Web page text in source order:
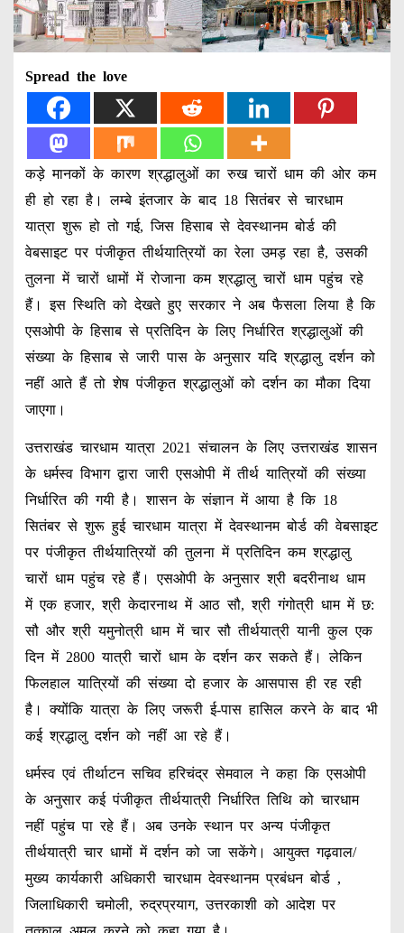
Spread the love
कड़े मानकों के कारण श्रद्धालुओं का रुख चारों धाम की ओर कम
ही हो रहा है। लम्बे इंतजार के बाद 18 सितंबर से चारधाम
यात्रा शुरू हो तो गई, जिस हिसाब से देवस्थानम बोर्ड की
वेबसाइट पर पंजीकृत तीर्थयात्रियों का रेला उमड़ रहा है, उसकी
तुलना में चारों धामों में रोजाना कम श्रद्धालु चारों धाम पहुंच रहे
हैं। इस स्थिति को देखते हुए सरकार ने अब फैसला लिया है कि
एसओपी के हिसाब से प्रतिदिन के लिए निर्धारित श्रद्धालुओं की
संख्या के हिसाब से जारी पास के अनुसार यदि श्रद्धालु दर्शन को
नहीं आते हैं तो शेष पंजीकृत श्रद्धालुओं को दर्शन का मौका दिया
जाएगा।
उत्तराखंड चारधाम यात्रा 2021 संचालन के लिए उत्तराखंड शासन
के धर्मस्व विभाग द्वारा जारी एसओपी में तीर्थ यात्रियों की संख्या
निर्धारित की गयी है। शासन के संज्ञान में आया है कि 18
सितंबर से शुरू हुई चारधाम यात्रा में देवस्थानम बोर्ड की वेबसाइट
पर पंजीकृत तीर्थयात्रियों की तुलना में प्रतिदिन कम श्रद्धालु
चारों धाम पहुंच रहे हैं। एसओपी के अनुसार श्री बदरीनाथ धाम
में एक हजार, श्री केदारनाथ में आठ सौ, श्री गंगोत्री धाम में छ:
सौ और श्री यमुनोत्री धाम में चार सौ तीर्थयात्री यानी कुल एक
दिन में 2800 यात्री चारों धाम के दर्शन कर सकते हैं। लेकिन
फिलहाल यात्रियों की संख्या दो हजार के आसपास ही रह रही
है। क्योंकि यात्रा के लिए जरूरी ई-पास हासिल करने के बाद भी
कई श्रद्धालु दर्शन को नहीं आ रहे हैं।
धर्मस्व एवं तीर्थाटन सचिव हरिचंद्र सेमवाल ने कहा कि एसओपी
के अनुसार कई पंजीकृत तीर्थयात्री निर्धारित तिथि को चारधाम
नहीं पहुंच पा रहे हैं। अब उनके स्थान पर अन्य पंजीकृत
तीर्थयात्री चार धामों में दर्शन को जा सकेंगे। आयुक्त गढ़वाल/
मुख्य कार्यकारी अधिकारी चारधाम देवस्थानम प्रबंधन बोर्ड ,
जिलाधिकारी चमोली, रुद्रप्रयाग, उत्तरकाशी को आदेश पर